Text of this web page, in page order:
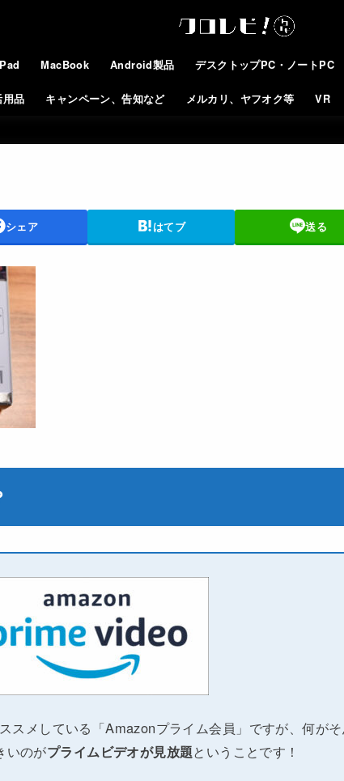
MacBook Android製品 デスクトップPC・ノートPC
用品 キャンペーン、告知など メルカリ、ヤフオク等 VR
シェア はてブ 送る
スメしている「Amazonプライム会員」ですが、何がそ
いのがプライムビデオが見放題ということです！